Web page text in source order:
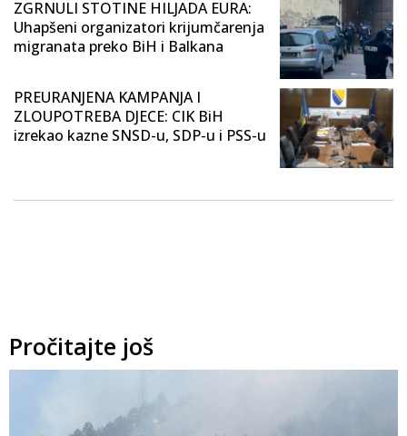
ZGRNULI STOTINE HILJADA EURA:
Uhapšeni organizatori krijumčarenja
migranata preko BiH i Balkana
PREURANJENA KAMPANJA I
ZLOUPOTREBA DJECE: CIK BiH
izrekao kazne SNSD-u, SDP-u i PSS-u
Pročitajte još